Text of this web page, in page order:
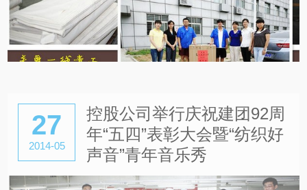
27
2014-05
控股公司举行庆祝建团92周
年“五四”表彰大会暨“纺织好
声音”青年音乐秀